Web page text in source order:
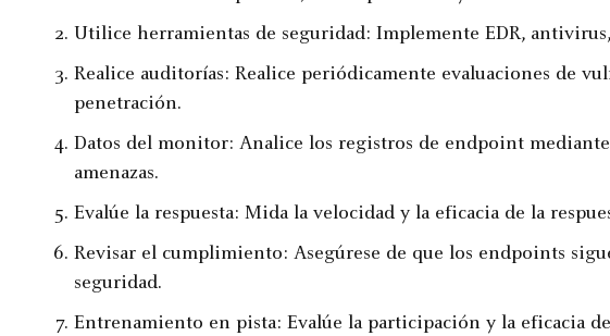
Utilice herramientas de seguridad: Implemente EDR,
Realice auditorías: Realice periódicamente evaluaciones de
penetración.
Datos del monitor: Analice los registros de endpoint mediante
amenazas.
Evalúe la respuesta: Mida la velocidad y la eficacia de la
Revisar el cumplimiento: Asegúrese de que los endpoints
seguridad.
Entrenamiento en pista: Evalúe la participación y la eficacia